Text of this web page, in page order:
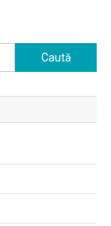
Caută
după: